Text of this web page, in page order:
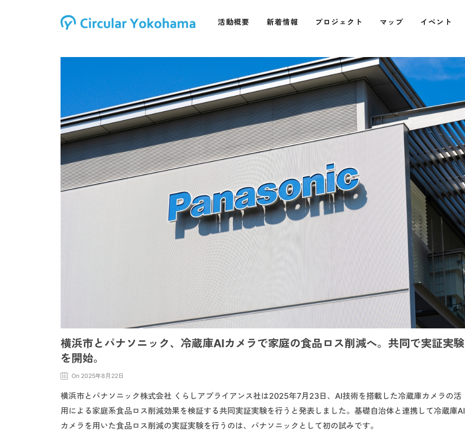
活動概要 新着情報 プロジェクト マップ イベント
横浜市とパナソニック、冷蔵庫AIカメラで家庭の食品ロス削減へ。共同で実証実験
を開始。
On 2025年8月22日
横浜市とパナソニック株式会社 くらしアプライアンス社は2025年7月23日、AI技術を搭載した冷蔵庫カメラの活
用による家庭系食品ロス削減効果を検証する共同実証実験を行うと発表しました。基礎自治体と連携して冷蔵庫AI
カメラを用いた食品ロス削減の実証実験を行うのは、パナソニックとして初の試みです。